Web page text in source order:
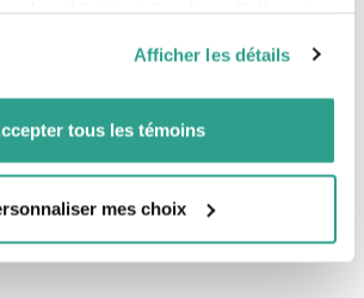
ou qu’ils auraient collectées lors
de leurs services.
Afficher les détails
tous les témoins
mes choix
Félix-Antoine Leblond
B.A.A., F.Pl.
Wealth Management Advisor, Young
Professionals
T418 747-0121
1 888 377-7337